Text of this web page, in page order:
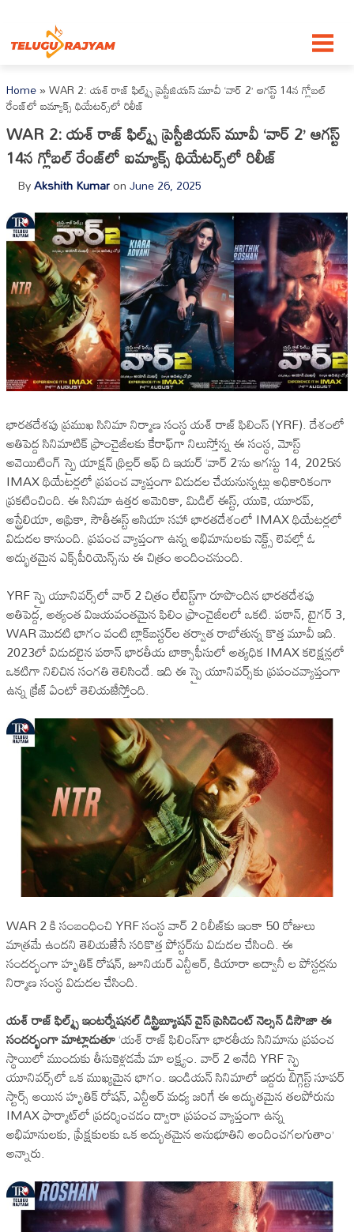
Home»WAR 2: యశ్ రాజ్ ఫిల్మ్స్ ప్రెస్టీజియస్ మూవీ ‘వార్ 2’ ఆగస్ట్ 14న గ్లోబల్
రేంజ్‌లో ఐమ్యాక్స్ థియేటర్స్‌లో రిలీజ్
WAR 2: యశ్ రాజ్ ఫిల్మ్స్ ప్రెస్టీజియస్ మూవీ ‘వార్ 2’ ఆగస్ట్
14న గ్లోబల్ రేంజ్‌లో ఐమ్యాక్స్ థియేటర్స్‌లో రిలీజ్
ByAkshith KumaronJune 26, 2025
భారతదేశపు ప్రముఖ సినిమా నిర్మాణ సంస్థ యశ్ రాజ్ ఫిలింస్ (YRF). దేశంలో
అతిపెద్ద సినిమాటిక్ ఫ్రాంచైజీలకు కేరాఫ్‌గా నిలుస్తోన్న ఈ సంస్థ, మోస్ట్
అవెయిటింగ్ స్పై యాక్షన్ థ్రిల్లర్‌ ఆఫ్ ది ఇయర్ ‘వార్ 2’ను ఆగస్టు 14, 2025న
IMAX థియేటర్లలో ప్రపంచ వ్యాప్తంగా విడుదల చేయనున్నట్లు అధికారికంగా
ప్రకటించింది. ఈ సినిమా ఉత్తర అమెరికా, మిడిల్ ఈస్ట్, యుకె, యూరప్,
ఆస్ట్రేలియా, ఆఫ్రికా, సౌతీఈస్ట్ ఆసియా సహా భారతదేశంలో IMAX థియేటర్లలో
విడుదల కానుంది. ప్రపంచ వ్యాప్తంగా ఉన్న అభిమానులకు నెక్ట్స్ లెవల్లో ఓ
అద్భుతమైన ఎక్స్‌పీరియెన్స్‌ను ఈ చిత్రం అందించనుంది.
YRF స్పై యూనివర్స్‌లో వార్ 2 చిత్రం లేటెస్ట్‌గా రూపొందిన భారతదేశపు
అతిపెద్ద, అత్యంత విజయవంతమైన ఫిలిం ఫ్రాంచైజీలలో ఒకటి. పఠాన్, టైగర్ 3,
WAR మొదటి భాగం వంటి బ్లాక్‌బస్టర్‌ల తర్వాత రాబోతున్న కొత్త మూవీ ఇది.
2023లో విడుదలైన పఠాన్ భారతీయ బాక్సాఫీసులో అత్యధిక IMAX కలెక్షన్లలో
ఒకటిగా నిలిచిన సంగతి తెలిసిందే. ఇది ఈ స్పై యూనివర్స్‌కు ప్రపంచవ్యాప్తంగా
ఉన్న క్రేజ్ ఏంటో తెలియజేస్తోంది.
WAR 2 కి సంబంధించి YRF సంస్థ వార్ 2 రిలీజ్‌కు ఇంకా 50 రోజులు
మాత్రమే ఉందని తెలియజేసే సరికొత్త పోస్టర్‌ను విడుదల చేసింది. ఈ
సందర్భంగా హృతిక్ రోషన్, జూనియర్ ఎన్టీఆర్, కియారా అద్వానీ ల పోస్టర్లను
నిర్మాణ సంస్థ విడుదల చేసింది.
యశ్ రాజ్ ఫిల్మ్స్ ఇంటర్నేషనల్ డిస్ట్రిబ్యూషన్ వైస్ ప్రెసిడెంట్ నెల్సన్ డిసౌజా ఈ
సందర్భంగా మాట్లాడుతూ‘యశ్ రాజ్ ఫిలింస్‌గా భారతీయ సినిమాను ప్రపంచ
స్థాయిలో ముందుకు తీసుకెళ్లడమే మా లక్ష్యం. వార్ 2 అనేది YRF స్పై
యూనివర్స్‌లో ఒక ముఖ్యమైన భాగం. ఇండియన్ సినిమాలో ఇద్దరు బిగ్గెస్ట్ సూపర్
స్టార్స్ అయిన హృతిక్ రోషన్, ఎన్టీఆర్ మధ్య జరిగే ఈ అద్భుతమైన తలపోరును
IMAX ఫార్మాట్‌లో ప్రదర్శించడం ద్వారా ప్రపంచ వ్యాప్తంగా ఉన్న
అభిమానులకు, ప్రేక్షకులకు ఒక అద్భుతమైన అనుభూతిని అందించగలగుతాం’
అన్నారు.